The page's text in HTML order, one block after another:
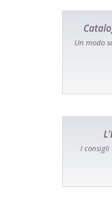
Un modo
I consigli